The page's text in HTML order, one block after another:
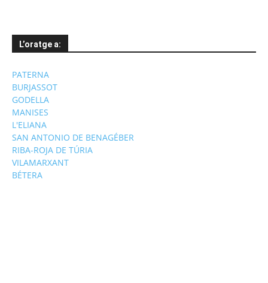
L’oratge a:
PATERNA
BURJASSOT
GODELLA
MANISES
L'ELIANA
SAN ANTONIO DE BENAGÉBER
RIBA-ROJA DE TÚRIA
VILAMARXANT
BÉTERA